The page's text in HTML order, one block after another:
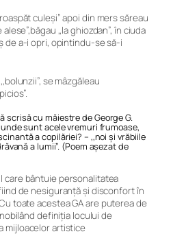
culeși” apoi din mers săreau
,,la ghiozdan”, în ciuda
de a-i opri, opintindu-se să-i
se mâzgăleau
scrisă cu măiestre de George G.
sunt acele vremuri frumoase,
a copilăriei? – ,,noi și vrăbiile
a lumii”. (Poem aşezat de
care bântuie personalitatea
de nesiguranță și disconfort în
toate acestea GA are puterea de
definiția locului de
mijloacelor artistice